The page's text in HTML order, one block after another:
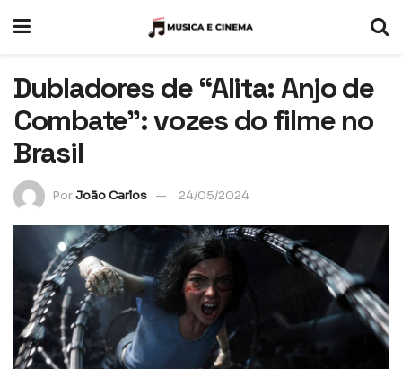
Dubladores de “Alita: Anjo de
Combate”: vozes do filme no
Brasil
PorJoão Carlos 24/05/2024